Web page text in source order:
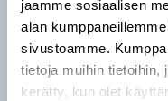
jaamme sosiaalisen
alan
sivustoamme.
tietoja muihin tietoihin,
kerätty, kun olet
juurikaan ole
näkyy
levein siiven
Jalat